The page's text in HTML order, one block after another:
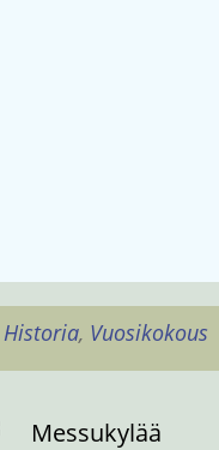
Historia, Vuosikokous